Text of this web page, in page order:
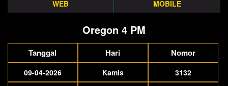
WEB
MOBILE
Oregon 4 PM
Tanggal Hari Nomor
09-04-2026 Kamis
3132